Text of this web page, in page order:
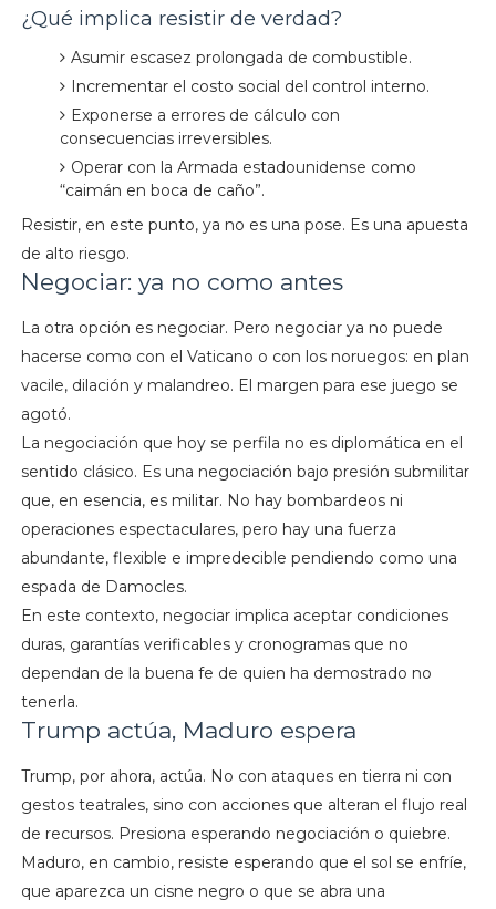
¿Qué implica resistir de verdad?
Asumir escasez prolongada de combustible.
Incrementar el costo social del control interno.
Exponerse a errores de cálculo con
consecuencias irreversibles.
Operar con la Armada estadounidense como
“caimán en boca de caño”.
Resistir, en este punto, ya no es una pose. Es una apuesta
de alto riesgo.
Negociar: ya no como antes
La otra opción es negociar. Pero negociar ya no puede
hacerse como con el Vaticano o con los noruegos: en plan
vacile, dilación y malandreo. El margen para ese juego se
agotó.
La negociación que hoy se perfila no es diplomática en el
sentido clásico. Es una negociación bajo presión submilitar
que, en esencia, es militar. No hay bombardeos ni
operaciones espectaculares, pero hay una fuerza
abundante, flexible e impredecible pendiendo como una
espada de Damocles.
En este contexto, negociar implica aceptar condiciones
duras, garantías verificables y cronogramas que no
dependan de la buena fe de quien ha demostrado no
tenerla.
Trump actúa, Maduro espera
Trump, por ahora, actúa. No con ataques en tierra ni con
gestos teatrales, sino con acciones que alteran el flujo real
de recursos. Presiona esperando negociación o quiebre.
Maduro, en cambio, resiste esperando que el sol se enfríe,
que aparezca un cisne negro o que se abra una